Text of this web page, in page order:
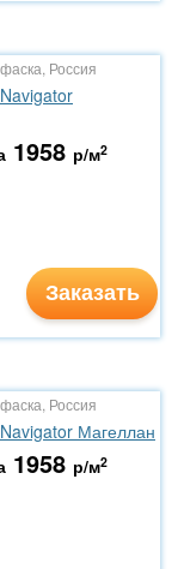
Россия
1958 р/м2
Заказать
Россия
Магеллан
1958 р/м2